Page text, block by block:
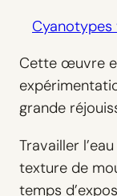
Cyanotypes
Cette œuvre
grande
Travailler
texture de
temps